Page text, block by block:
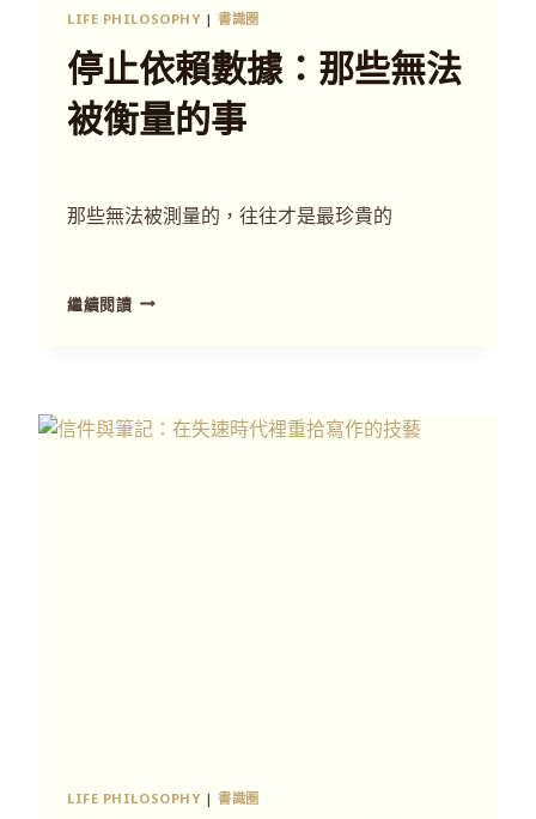
LIFE PHILOSOPHY |書識圈
停止依賴數據：那些無法
被衡量的事
那些無法被測量的，往往才是最珍貴的
繼續閱讀
LIFE PHILOSOPHY |書識圈